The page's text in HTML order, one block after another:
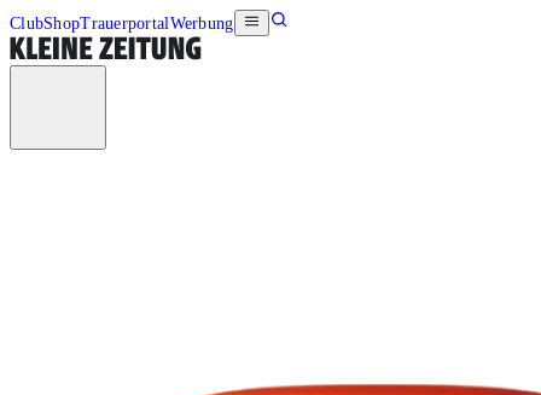
ClubShopTrauerportalWerbung